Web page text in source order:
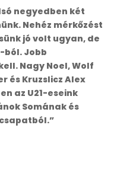
negyedben két
Nehéz mérkőzést
jó volt ugyan, de
ból. Jobb
Nagy Noel, Wolf
és Kruzslicz Alex
az U21-eseink
Somának és